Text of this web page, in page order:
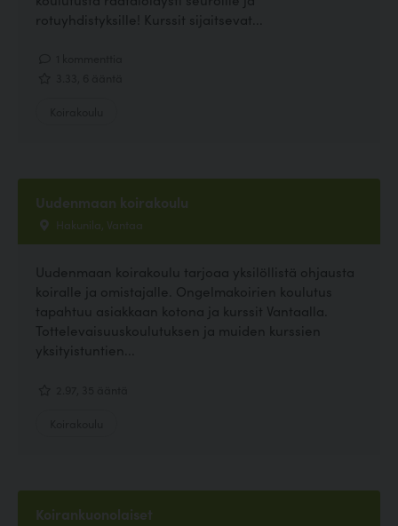
rotuyhdistyksille! Kurssit sijaitsevat...
Uudenmaan koirakoulu
Hakunila, Vantaa
Uudenmaan koirakoulu tarjoaa yksilöllistä ohjausta
koiralle ja omistajalle. Ongelmakoirien koulutus
tapahtuu asiakkaan kotona ja kurssit Vantaalla.
Tottelevaisuuskoulutuksen ja muiden kurssien
yksityistuntien...
Koirankuonolaiset